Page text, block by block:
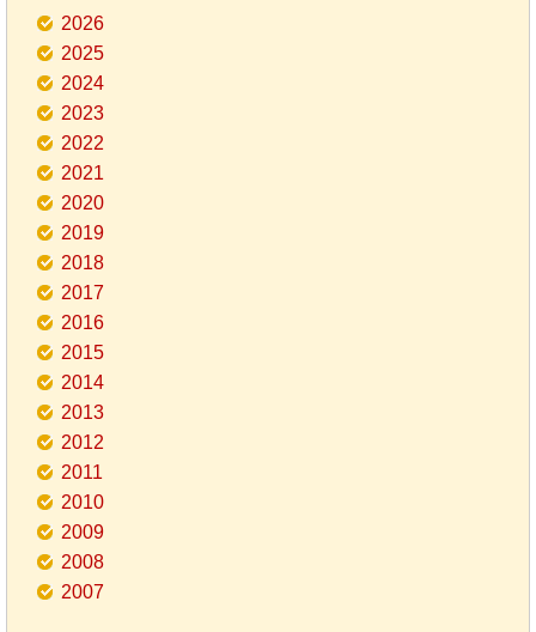
2026
2025
2024
2023
2022
2021
2020
2019
2018
2017
2016
2015
2014
2013
2012
2011
2010
2009
2008
2007